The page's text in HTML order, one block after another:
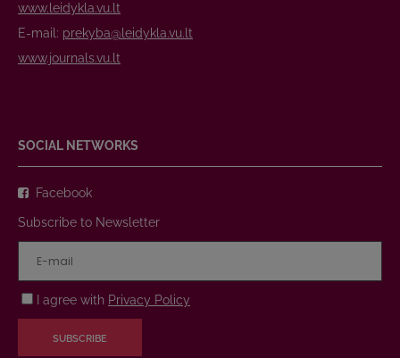
www.leidykla.vu.lt
E-mail: prekyba@leidykla.vu.lt
www.journals.vu.lt
SOCIAL NETWORKS
Facebook
Subscribe to Newsletter
I agree with Privacy Policy
SUBSCRIBE